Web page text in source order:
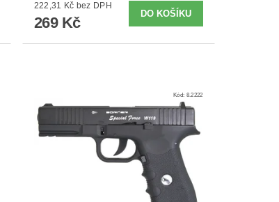
222,31 Kč bez DPH
269 Kč
Kód: 8.2222